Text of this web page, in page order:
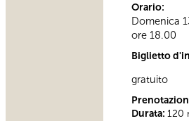
Orario:
Domenica
ore 18.00
Biglietto
gratuito
Durata: 120